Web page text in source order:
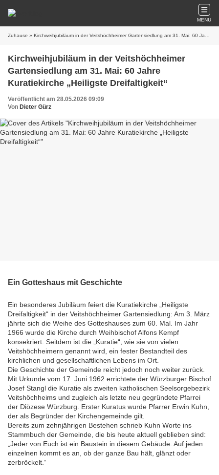
MENU
Zuhause » Kirchweihjubiläum in der Veitshöchheimer Gartensiedlung am 31. Mai: 60 Jahre Kuratiekirche „Heiligste Dreifaltigkeit“
Kirchweihjubiläum in der Veitshöchheimer
Gartensiedlung am 31. Mai: 60 Jahre
Kuratiekirche „Heiligste Dreifaltigkeit“
Veröffentlicht am 28.05.2026 09:09
Von Dieter Gürz
Ein Gotteshaus mit Geschichte
Ein besonderes Jubiläum feiert die Kuratiekirche „Heiligste
Dreifaltigkeit“ in der Veitshöchheimer Gartensiedlung: Am 3. März
jährte sich die Weihe des Gotteshauses zum 60. Mal. Im Jahr
1966 wurde die Kirche durch Weihbischof Alfons Kempf
konsekriert. Seitdem ist die „Kuratie“, wie sie von vielen
Veitshöchheimern genannt wird, ein fester Bestandteil des
kirchlichen und gesellschaftlichen Lebens im Ort.
Die Geschichte der Gemeinde reicht jedoch noch weiter zurück.
Mit Urkunde vom 17. Juni 1962 errichtete der Würzburger Bischof
Josef Stangl die Kuratie als zweiten katholischen Seelsorgebezirk
Veitshöchheims und zugleich als letzte neu gegründete Pfarrei
der Diözese Würzburg. Erster Kuratus wurde Pfarrer Erwin Kuhn,
der als Begründer der Kirchengemeinde gilt.
Bereits zum zehnjährigen Bestehen schrieb Kuhn Worte ins
Stammbuch der Gemeinde, die bis heute aktuell geblieben sind:
„Jeder von Euch ist ein Baustein in diesem Gebäude. Auf jeden
einzelnen kommt es an, ob der ganze Bau hält, glänzt oder
zerbröckelt.“